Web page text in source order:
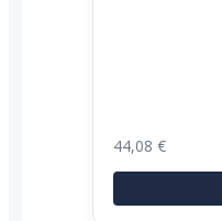
Pôvodná
67,81 €.
44,08 €Aktuálna
44,08 €.